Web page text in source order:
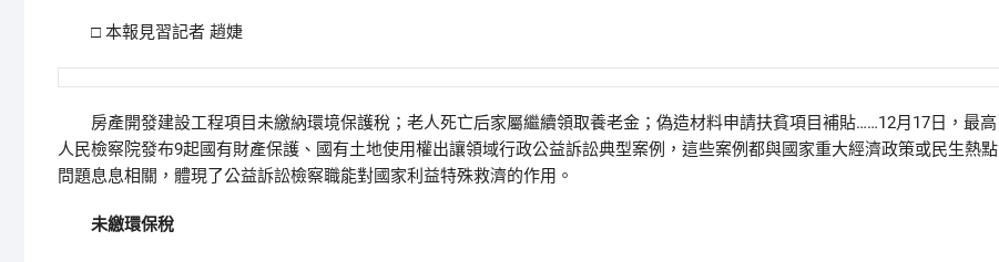
□ 本報見習記者 趙婕
房產開發建設工程項目未繳納環境保護稅；老人死亡后家屬繼續領取養老金；偽造材料申請扶貧項目補貼……12月17日，最高
人民檢察院發布9起國有財產保護、國有土地使用權出讓領域行政公益訴訟典型案例，這些案例都與國家重大經濟政策或民生熱點
問題息息相關，體現了公益訴訟檢察職能對國家利益特殊救濟的作用。
未繳環保稅